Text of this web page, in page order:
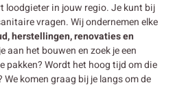
loodgieter in jouw regio. Je kunt bij
vragen. Wij ondernemen elke
herstellingen, renovaties en
aan het bouwen en zoek je een
pakken? Wordt het hoog tijd om die
komen graag bij je langs om de